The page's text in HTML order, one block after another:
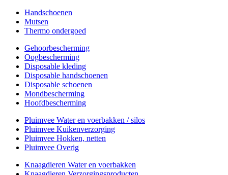
Handschoenen
Mutsen
Thermo ondergoed
Gehoorbescherming
Oogbescherming
Disposable kleding
Disposable handschoenen
Disposable schoenen
Mondbescherming
Hoofdbescherming
Pluimvee Water en voerbakken / silos
Pluimvee Kuikenverzorging
Pluimvee Hokken, netten
Pluimvee Overig
Knaagdieren Water en voerbakken